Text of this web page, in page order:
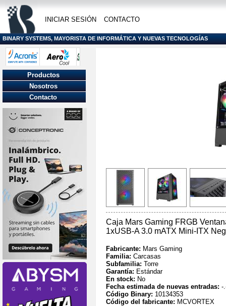
INICIAR SESIÓN CONTACTO
BINARY SYSTEMS, MAYORISTA DE INFORMÁTICA Y NUEVAS TECNOLOGÍAS
Caja Mars Gaming FRGB
1xUSB-A 3.0 mATX Mini-ITX
Fabricante: Mars Gaming
Familia: Carcasas
Subfamilia: Torre
Garantía: Estándar
En stock: No
Fecha estimada de nuevas entradas: -
Código Binary: 10134353
Código del fabricante: MCVORTEX
Productos
Nosotros
Contacto